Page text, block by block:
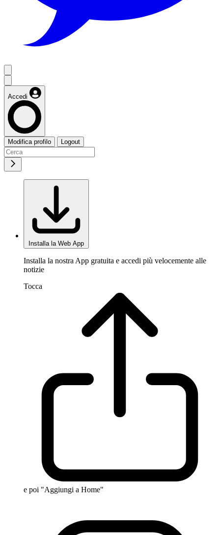
Accedi
Modifica profilo Logout
Installa la Web App
Installa la nostra App gratuita e accedi più velocemente alle
notizie
Tocca
e poi "Aggiungi a Home"